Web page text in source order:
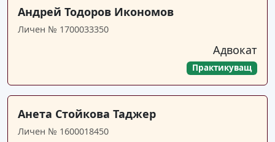
Андрей Тодоров Икономов
Личен № 1700033350
Адвокат
Практикуващ
Анета Стойкова Таджер
Личен № 1600018450